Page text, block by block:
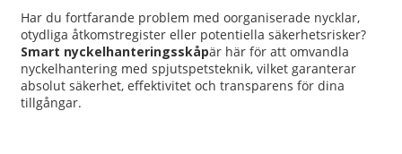
Har du fortfarande problem med oorganiserade nycklar,
otydliga åtkomstregister eller potentiella säkerhetsrisker?
Smart nyckelhanteringsskåpär här för att omvandla
nyckelhantering med spjutspetsteknik, vilket garanterar
absolut säkerhet, effektivitet och transparens för dina
tillgångar.